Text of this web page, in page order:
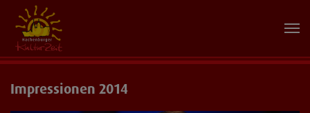
Impressionen 2014